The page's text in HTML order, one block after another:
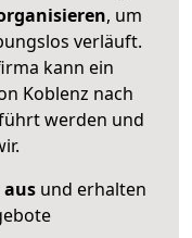
, um
verläuft.
kann ein
Koblenz nach
werden und
und erhalten